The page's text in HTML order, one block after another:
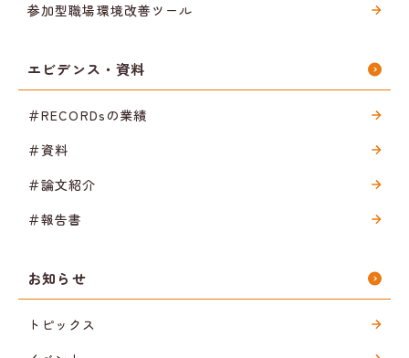
参加型職場環境改善ツール
エビデンス・資料
＃RECORDsの業績
＃資料
＃論文紹介
＃報告書
お知らせ
トピックス